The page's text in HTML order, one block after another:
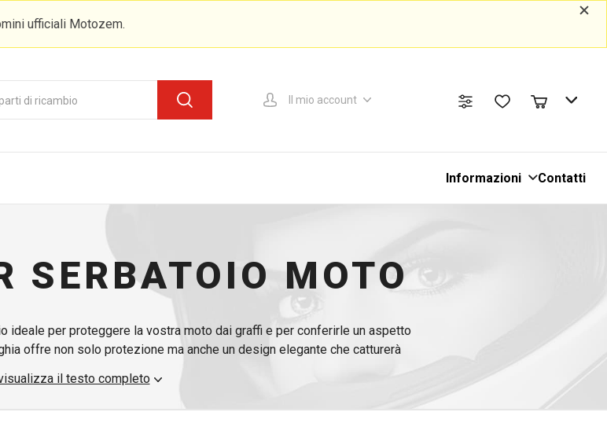
ufficiali Motozem.
Il mio account
Informazioni Contatti
SERBATOIO MOTO
ideale per proteggere la vostra moto dai graffi e per conferirle un aspetto
offre non solo protezione ma anche un design elegante che catturerà
il testo completo